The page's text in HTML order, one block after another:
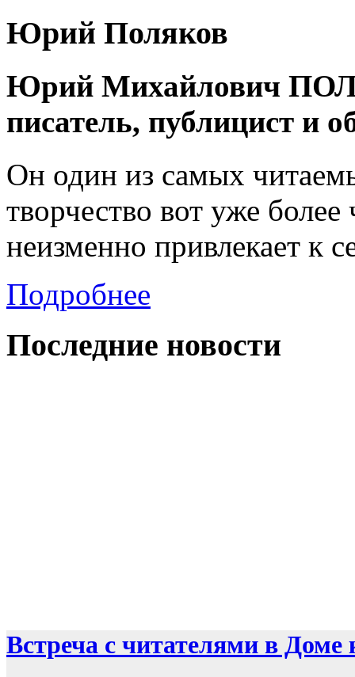
Юрий Поляков
Юрий Михайлович
писатель, публицист и
Он один из самых
творчество вот уже
неизменно привлекает к
Подробнее
Последние новости
Встреча с читателями в Доме